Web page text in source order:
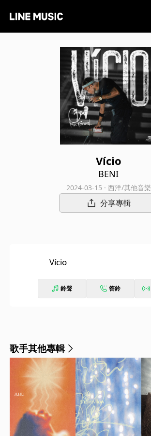
Vício
BENI
2024-03-15 · 西洋/其他音樂
分享專輯
Vício
鈴聲 答鈴
歌手其他專輯